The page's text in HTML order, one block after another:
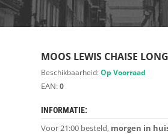
MOOS LEWIS CHAISE
Beschikbaarheid:Op Voorraad
EAN:0
INFORMATIE:
Voor 21:00 besteld, morgen in